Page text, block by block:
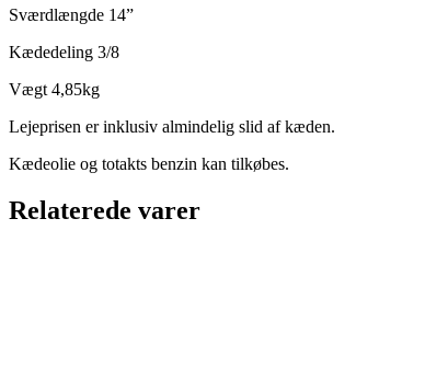
Sværdlængde 14”
Kædedeling 3/8
Vægt 4,85kg
Lejeprisen er inklusiv almindelig slid af kæden.
Kædeolie og totakts benzin kan tilkøbes.
Relaterede varer